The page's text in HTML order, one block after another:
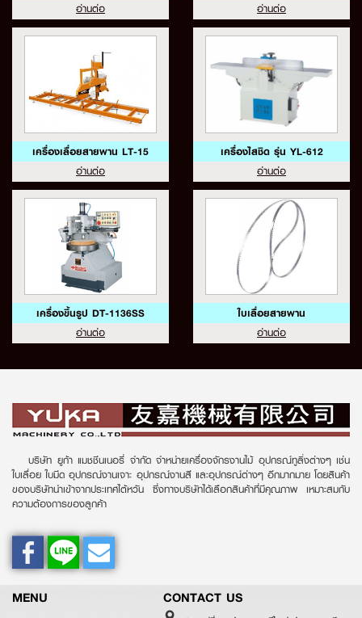
อ่านต่อ อ่านต่อ
เครื่องเลื่อยสายพาน LT-15
อ่านต่อ
เครื่องไสชิด รุ่น YL-612
อ่านต่อ
เครื่องขึ้นรูป DT-1136SS
อ่านต่อ
ใบเลื่อยสายพาน
อ่านต่อ
บริษัท ยูก้า แมชชีนเนอรี่ จำกัด จำหน่ายเครื่องจักรงานไม้ อุปกรณ์ทูลิ่งต่างๆ เช่น
ใบเลื่อย ใบมีด อุปกรณ์งานเจาะ อุปกรณ์งานสี และอุปกรณ์ต่างๆ อีกมากมาย โดยสินค้า
ของบริษัทนำเข้าจากประเทศไต้หวัน ซึ่งทางบริษัทได้เลือกสินค้าที่มีคุณภาพ เหมาะสมกับ
ความต้องการของลูกค้า
MENU CONTACT US